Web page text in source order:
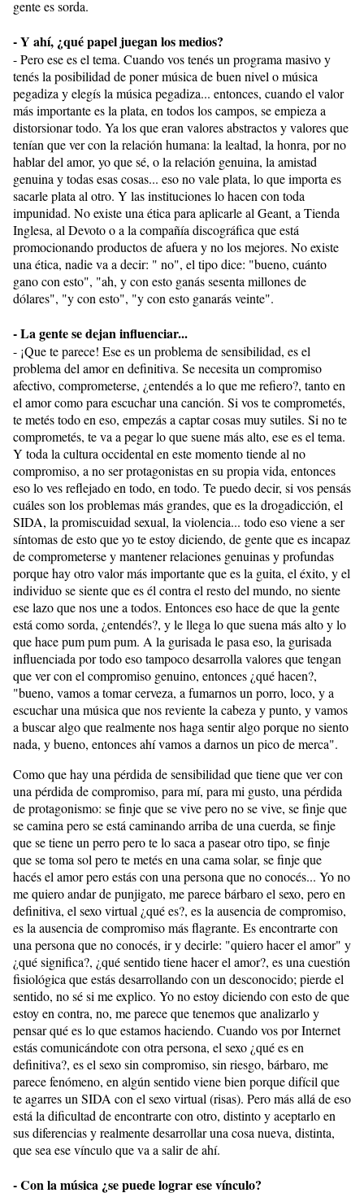
gente es sorda.
- Y ahí, ¿qué papel juegan los medios?
- Pero ese es el tema. Cuando vos tenés un programa masivo y
tenés la posibilidad de poner música de buen nivel o música
pegadiza y elegís la música pegadiza... entonces, cuando el valor
más importante es la plata, en todos los campos, se empieza a
distorsionar todo. Ya los que eran valores abstractos y valores que
tenían que ver con la relación humana: la lealtad, la honra, por no
hablar del amor, yo que sé, o la relación genuina, la amistad
genuina y todas esas cosas... eso no vale plata, lo que importa es
sacarle plata al otro. Y las instituciones lo hacen con toda
impunidad. No existe una ética para aplicarle al Geant, a Tienda
Inglesa, al Devoto o a la compañía discográfica que está
promocionando productos de afuera y no los mejores. No existe
una ética, nadie va a decir: " no", el tipo dice: "bueno, cuánto
gano con esto", "ah, y con esto ganás sesenta millones de
dólares", "y con esto", "y con esto ganarás veinte".
- La gente se dejan influenciar...
- ¡Que te parece! Ese es un problema de sensibilidad, es el
problema del amor en definitiva. Se necesita un compromiso
afectivo, comprometerse, ¿entendés a lo que me refiero?, tanto en
el amor como para escuchar una canción. Si vos te comprometés,
te metés todo en eso, empezás a captar cosas muy sutiles. Si no te
comprometés, te va a pegar lo que suene más alto, ese es el tema.
Y toda la cultura occidental en este momento tiende al no
compromiso, a no ser protagonistas en su propia vida, entonces
eso lo ves reflejado en todo, en todo. Te puedo decir, si vos pensás
cuáles son los problemas más grandes, que es la drogadicción, el
SIDA, la promiscuidad sexual, la violencia... todo eso viene a ser
síntomas de esto que yo te estoy diciendo, de gente que es incapaz
de comprometerse y mantener relaciones genuinas y profundas
porque hay otro valor más importante que es la guita, el éxito, y el
individuo se siente que es él contra el resto del mundo, no siente
ese lazo que nos une a todos. Entonces eso hace de que la gente
está como sorda, ¿entendés?, y le llega lo que suena más alto y lo
que hace pum pum pum. A la gurisada le pasa eso, la gurisada
influenciada por todo eso tampoco desarrolla valores que tengan
que ver con el compromiso genuino, entonces ¿qué hacen?,
"bueno, vamos a tomar cerveza, a fumarnos un porro, loco, y a
escuchar una música que nos reviente la cabeza y punto, y vamos
a buscar algo que realmente nos haga sentir algo porque no siento
nada, y bueno, entonces ahí vamos a darnos un pico de merca".
Como que hay una pérdida de sensibilidad que tiene que ver con
una pérdida de compromiso, para mí, para mi gusto, una pérdida
de protagonismo: se finje que se vive pero no se vive, se finje que
se camina pero se está caminando arriba de una cuerda, se finje
que se tiene un perro pero te lo saca a pasear otro tipo, se finje
que se toma sol pero te metés en una cama solar, se finje que
hacés el amor pero estás con una persona que no conocés... Yo no
me quiero andar de punjigato, me parece bárbaro el sexo, pero en
definitiva, el sexo virtual ¿qué es?, es la ausencia de compromiso,
es la ausencia de compromiso más flagrante. Es encontrarte con
una persona que no conocés, ir y decirle: "quiero hacer el amor" y
¿qué significa?, ¿qué sentido tiene hacer el amor?, es una cuestión
fisiológica que estás desarrollando con un desconocido; pierde el
sentido, no sé si me explico. Yo no estoy diciendo con esto de que
estoy en contra, no, me parece que tenemos que analizarlo y
pensar qué es lo que estamos haciendo. Cuando vos por Internet
estás comunicándote con otra persona, el sexo ¿qué es en
definitiva?, es el sexo sin compromiso, sin riesgo, bárbaro, me
parece fenómeno, en algún sentido viene bien porque difícil que
te agarres un SIDA con el sexo virtual (risas). Pero más allá de eso
está la dificultad de encontrarte con otro, distinto y aceptarlo en
sus diferencias y realmente desarrollar una cosa nueva, distinta,
que sea ese vínculo que va a salir de ahí.
- Con la música ¿se puede lograr ese vínculo?